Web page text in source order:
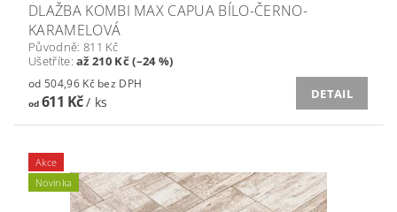
DLAŽBA KOMBI MAX CAPUA BÍLO-ČERNO-
KARAMELOVÁ
Původně: 811 Kč
Ušetříte:až 210 Kč (–24 %)
od 504,96 Kč bez DPH
od611 Kč/ ks
DETAIL
Akce
Novinka